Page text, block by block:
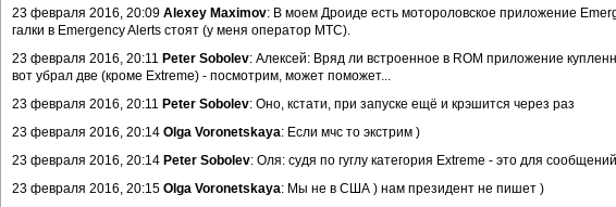
23 февраля 2016, 20:09 Alexey Maximov: В моем Дроиде есть мотороловское приложение
галки в Emergency Alerts стоят (у меня оператор МТС).
23 февраля 2016, 20:11 Peter Sobolev: Алексей: Вряд ли встроенное в ROM приложение
вот убрал две (кроме Extreme) - посмотрим, может поможет...
23 февраля 2016, 20:11 Peter Sobolev: Оно, кстати, при запуске ещё и крэшится через раз
23 февраля 2016, 20:14 Olga Voronetskaya: Если мчс то экстрим )
23 февраля 2016, 20:14 Peter Sobolev: Оля: судя по гуглу категория Extreme - это для
23 февраля 2016, 20:15 Olga Voronetskaya: Мы не в США ) нам президент не пишет )